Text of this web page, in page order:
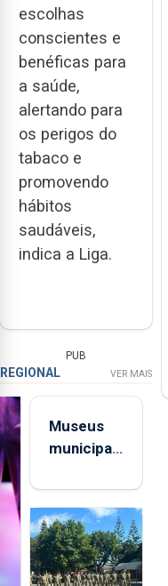
escolhas
conscientes e
benéficas para
a saúde,
alertando para
os perigos do
tabaco e
promovendo
hábitos
saudáveis,
indica a Liga.
PUB
REGIONAL VER MAIS
Museus
municipais
sábados
em agosto